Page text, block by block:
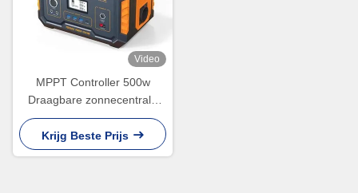
Video
MPPT Controller 500w
Draagbare zonnecentrale
voor thuis en noodgevallen
Krijg Beste Prijs